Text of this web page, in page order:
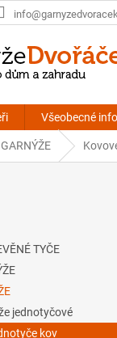
Všeobecné
TYČE
jednotyčové
kov